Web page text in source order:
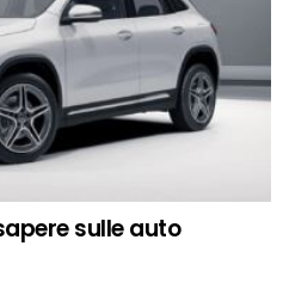
sulle auto